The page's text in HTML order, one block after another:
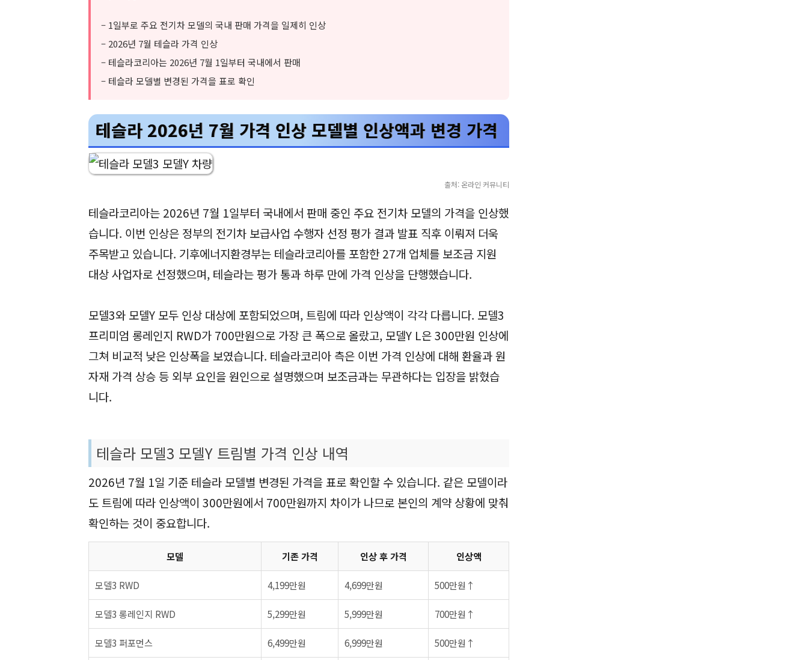
– 1일부로 주요 전기차 모델의 국내 판매 가격을 일제히 인상
– 2026년 7월 테슬라 가격 인상
– 테슬라코리아는 2026년 7월 1일부터 국내에서 판매
– 테슬라 모델별 변경된 가격을 표로 확인
테슬라 2026년 7월 가격 인상 모델별 인상액과 변경 가격
출처: 온라인 커뮤니티
테슬라코리아는 2026년 7월 1일부터 국내에서 판매 중인 주요 전기차 모델의 가격을 인상했
습니다. 이번 인상은 정부의 전기차 보급사업 수행자 선정 평가 결과 발표 직후 이뤄져 더욱
주목받고 있습니다. 기후에너지환경부는 테슬라코리아를 포함한 27개 업체를 보조금 지원
대상 사업자로 선정했으며, 테슬라는 평가 통과 하루 만에 가격 인상을 단행했습니다.
모델3와 모델Y 모두 인상 대상에 포함되었으며, 트림에 따라 인상액이 각각 다릅니다. 모델3
프리미엄 롱레인지 RWD가 700만원으로 가장 큰 폭으로 올랐고, 모델Y L은 300만원 인상에
그쳐 비교적 낮은 인상폭을 보였습니다. 테슬라코리아 측은 이번 가격 인상에 대해 환율과 원
자재 가격 상승 등 외부 요인을 원인으로 설명했으며 보조금과는 무관하다는 입장을 밝혔습
니다.
테슬라 모델3 모델Y 트림별 가격 인상 내역
2026년 7월 1일 기준 테슬라 모델별 변경된 가격을 표로 확인할 수 있습니다. 같은 모델이라
도 트림에 따라 인상액이 300만원에서 700만원까지 차이가 나므로 본인의 계약 상황에 맞춰
확인하는 것이 중요합니다.
모델 기존 가격 인상 후 가격 인상액
모델3 RWD 4,199만원 4,699만원 500만원↑
모델3 롱레인지 RWD 5,299만원 5,999만원 700만원↑
모델3 퍼포먼스 6,499만원 6,999만원 500만원↑